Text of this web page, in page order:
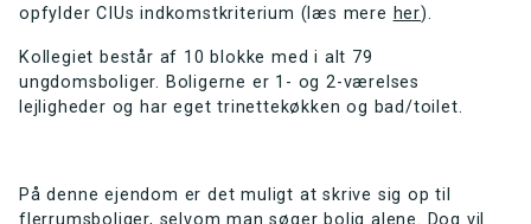
opfylder CIUs indkomstkriterium (læs mere her).
Kollegiet består af 10 blokke med i alt 79
ungdomsboliger. Boligerne er 1- og 2-værelses
lejligheder og har eget trinettekøkken og bad/toilet.
På denne ejendom er det muligt at skrive sig op til
flerrumsboliger, selvom man søger bolig alene. Dog vil